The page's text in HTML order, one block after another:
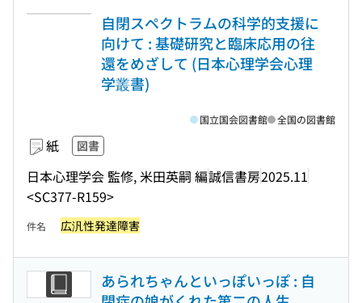
自閉スペクトラムの科学的支援に
向けて : 基礎研究と臨床応用の往
還をめざして (日本心理学会心理
学叢書)
紙 図書
日本心理学会 監修, 米田英嗣 編誠信書房2025.11
<SC377-R159>
国立国会図書館 全国の図書館
件名 広汎性発達障害
あられちゃんといっぽいっぽ : 自